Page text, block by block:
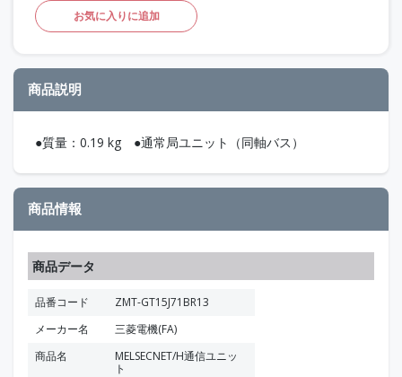
お気に入りに追加
商品説明
●質量：0.19 kg ●通常局ユニット（同軸バス）
商品情報
商品データ
品番コード
ZMT-GT15J71BR13
メーカー名
三菱電機(FA)
商品名
MELSECNET/H通信ユニッ
ト